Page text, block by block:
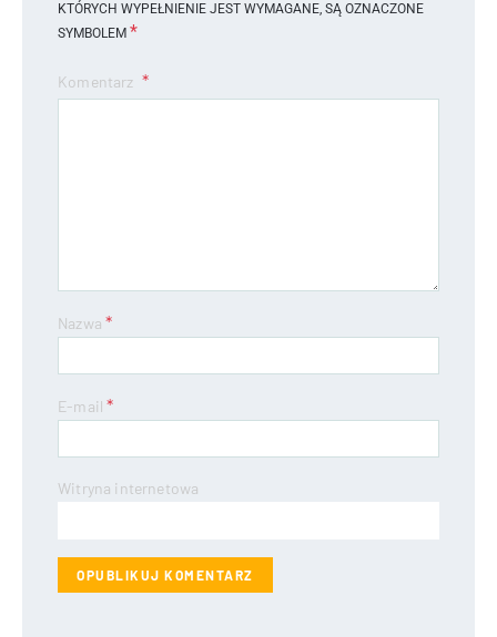
KTÓRYCH WYPEŁNIENIE JEST WYMAGANE, SĄ OZNACZONE
SYMBOLEM *
Komentarz
Nazwa*
E-mail*
Witryna internetowa